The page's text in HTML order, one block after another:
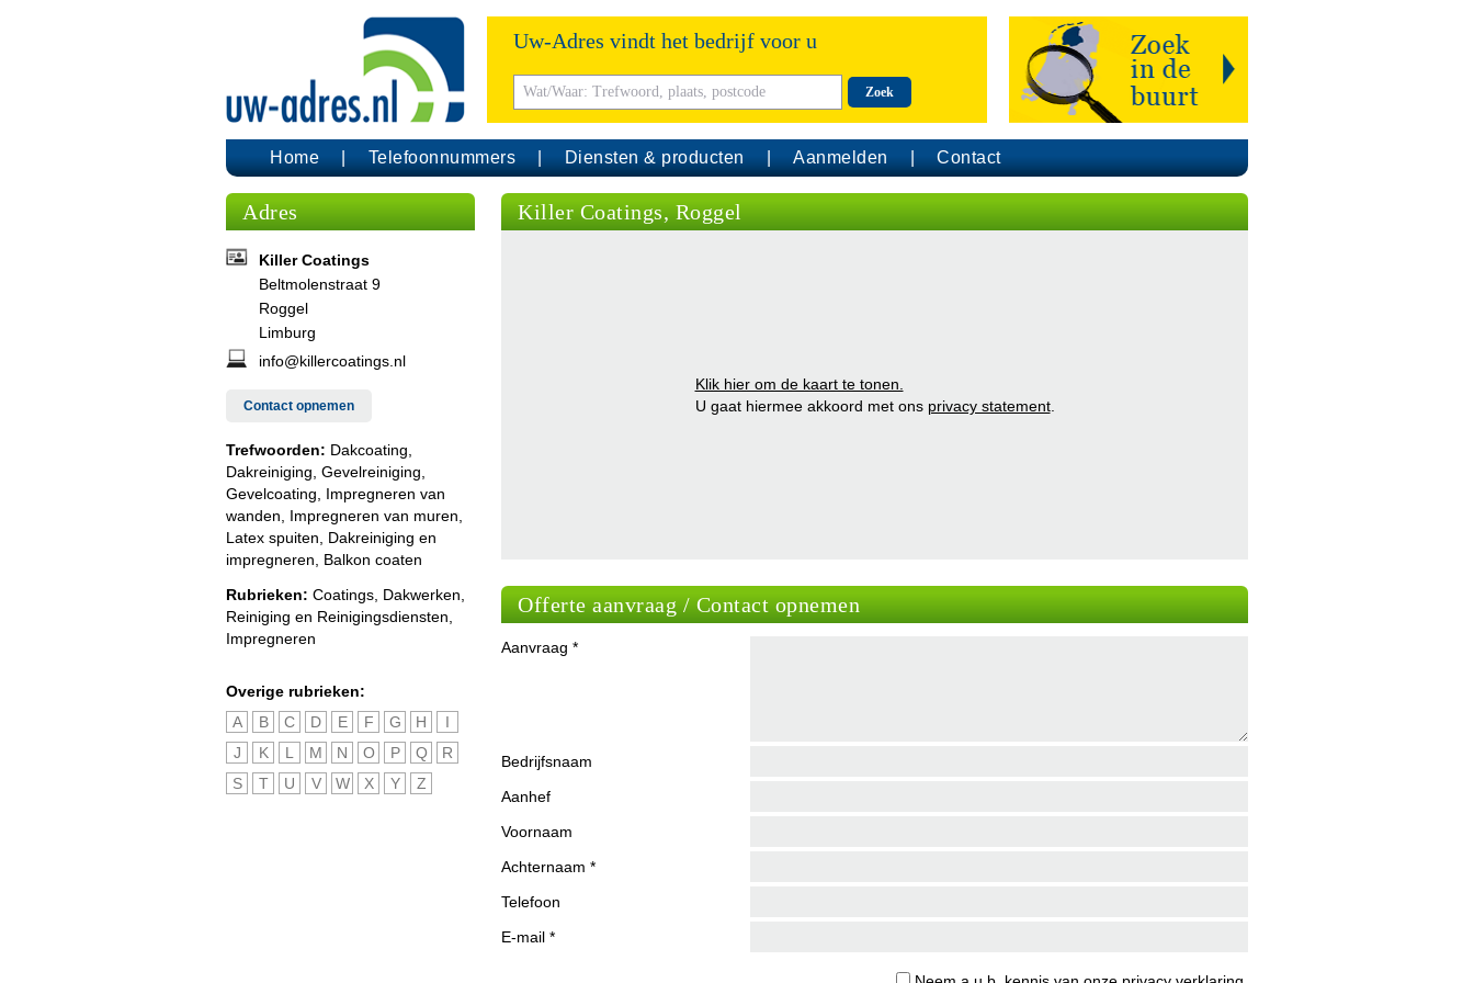
Uw-Adres vindt het bedrijf voor u
Zoek
Home Telefoonnummers Diensten & producten Aanmelden Contact
Adres
Killer Coatings
Beltmolenstraat 9
Roggel
Limburg
info@killercoatings.nl
Contact opnemen
Trefwoorden: Dakcoating,
Dakreiniging, Gevelreiniging,
Gevelcoating, Impregneren van
wanden, Impregneren van muren,
Latex spuiten, Dakreiniging en
impregneren, Balkon coaten
Rubrieken: Coatings Dakwerken
Reiniging en Reinigingsdiensten
Impregneren
Overige rubrieken:
A
B C D E F G H
I
J
K L M N O P Q
R
S
T U V W X Y Z
Killer Coatings, Roggel
Klik hier om de kaart te tonen.
U gaat hiermee akkoord met ons privacy statement.
Offerte aanvraag / Contact opnemen
Aanvraag *
Bedrijfsnaam
Aanhef
Voornaam
Achternaam *
Telefoon
E-mail *